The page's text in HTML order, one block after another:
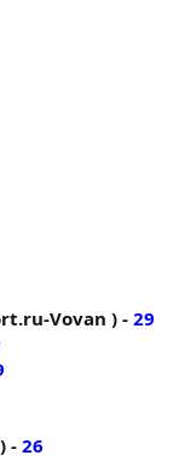
Vovan ) - 29
- 26